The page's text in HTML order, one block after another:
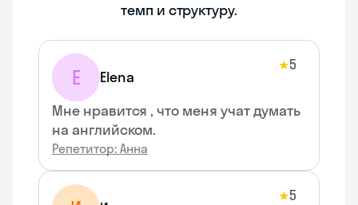
темп и структуру.
E Elena
★5
Мне нравится , что меня учат думать
на английском.
Репетитор: Анна
★5